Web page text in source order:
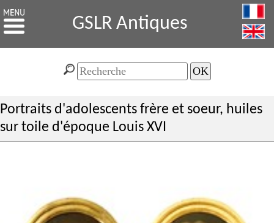
GSLR Antiques
Portraits d'adolescents frère et soeur, huiles
sur toile d'époque Louis XVI